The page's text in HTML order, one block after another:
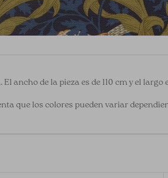
El ancho de la pieza es de 110 cm y el
que los colores pueden variar